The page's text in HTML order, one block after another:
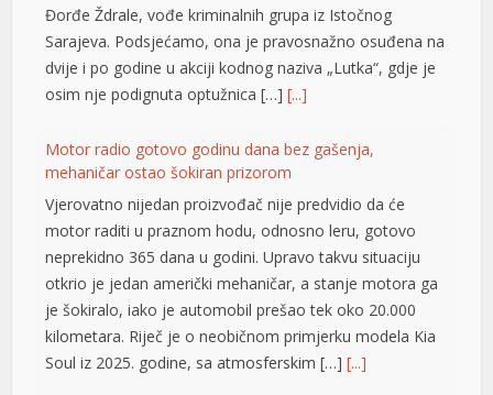
Đorđe Ždrale, vođe kriminalnih grupa iz Istočnog
Sarajeva. Podsjećamo, ona je pravosnažno osuđena na
dvije i po godine u akciji kodnog naziva „Lutka“, gdje je
osim nje podignuta optužnica […][...]
Motor radio gotovo godinu dana bez gašenja,
mehaničar ostao šokiran prizorom
Vjerovatno nijedan proizvođač nije predvidio da će
motor raditi u praznom hodu, odnosno leru, gotovo
neprekidno 365 dana u godini. Upravo takvu situaciju
otkrio je jedan američki mehaničar, a stanje motora ga
je šokiralo, iako je automobil prešao tek oko 20.000
kilometara. Riječ je o neobičnom primjerku modela Kia
Soul iz 2025. godine, sa atmosferskim […][...]